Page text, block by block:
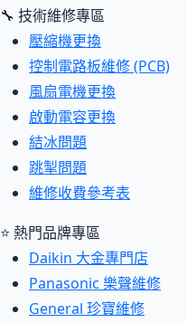
🔧 技術維修專區
壓縮機更換
控制電路板維修 (PCB)
風扇電機更換
啟動電容更換
結冰問題
跳掣問題
維修收費參考表
⭐ 熱門品牌專區
Daikin 大金專門店
Panasonic 樂聲維修
General 珍寶維修